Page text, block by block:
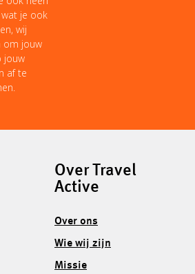
je ook
wij
om jouw
jouw
af te
Over Travel
Active
Over ons
Wie wij zijn
Missie